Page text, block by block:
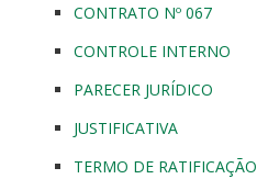
CONTRATO Nº 067
CONTROLE INTERNO
PARECER JURÍDICO
JUSTIFICATIVA
TERMO DE RATIFICAÇÃO